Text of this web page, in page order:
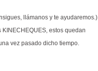
llámanos y te ayudaremos.)
estos quedan
vez pasado dicho tiempo.